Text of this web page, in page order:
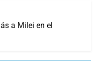
a Milei en el